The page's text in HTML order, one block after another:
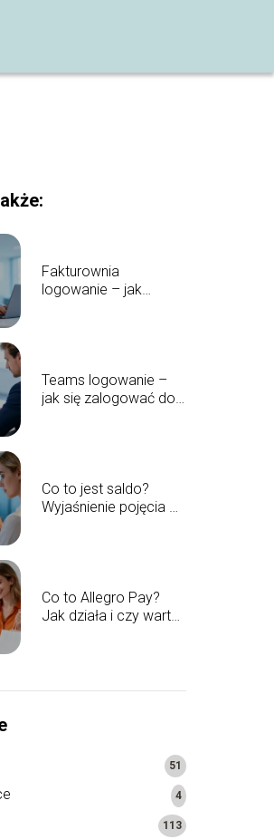
Fakturownia
logowanie – jak
Teams logowanie –
jak się zalogować do
Co to jest saldo?
Wyjaśnienie pojęcia w
Co to Allegro Pay?
Jak działa i czy warto
51
4
113